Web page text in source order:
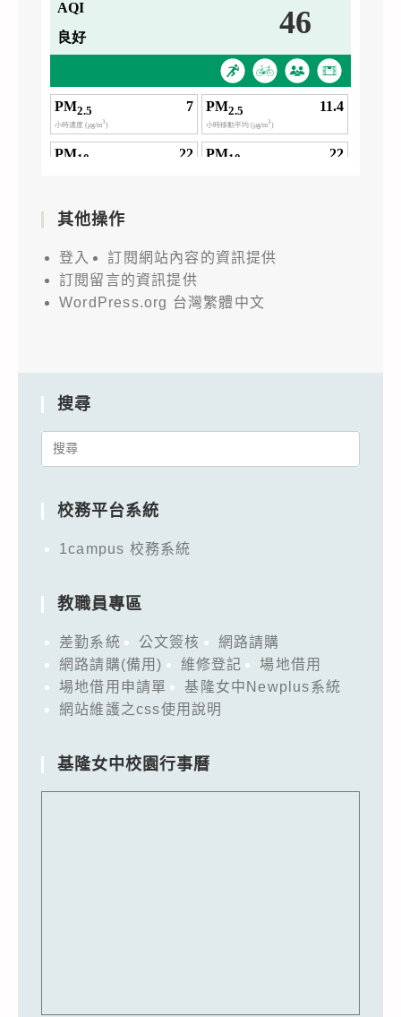
其他操作
登入
訂閱網站內容的資訊提供
訂閱留言的資訊提供
WordPress.org 台灣繁體中文
搜尋
Search
校務平台系統
1campus 校務系統
教職員專區
差勤系統 公文簽核
網路請購
網路請購(備用)
維修登記
場地借用
場地借用申請單
基隆女中Newplus系統
網站維護之css使用說明
基隆女中校園行事曆